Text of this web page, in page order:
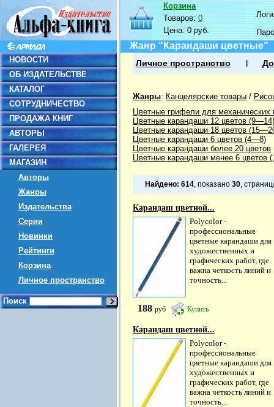
НОВОСТИ
ОБ ИЗДАТЕЛЬСТВЕ
КАТАЛОГ
СОТРУДНИЧЕСТВО
ПРОДАЖА КНИГ
АВТОРЫ
ГАЛЕРЕЯ
МАГАЗИН
Авторы
Жанры
Издательства
Серии
Новинки
Рейтинги
Корзина
Личное пространство
Поиск
Корзина
Товаров:0
Цена:0 руб.
Жанр "Карандаши цветные"
Личное пространство
Жанры: Канцелярские товары /
Цветные грифели для механических
Цветные карандаши 12 цветов (9—14)
Цветные карандаши 18 цветов
Цветные карандаши 6 цветов (4—8)
Цветные карандаши более 20 цветов
Цветные карандаши менее 6 цветов
Найдено: 614, показано 30,
Карандаш цветной...
Polycolor -
профессиональные
цветные карандаши для
художественных и
графических работ, где
важна четкость линий и
точность...
188 руб Купить
Карандаш цветной...
Polycolor -
профессиональные
цветные карандаши для
художественных и
графических работ, где
важна четкость линий и
точность...